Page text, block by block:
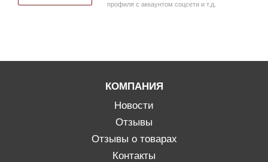
профиля с аккаунтом соцсети и т.д.
КОМПАНИЯ
Новости
Отзывы
Отзывы о товарах
Контакты